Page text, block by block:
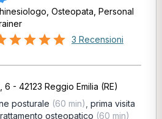
Osteopata, Personal
3 Recensioni
6 - 42123 Reggio Emilia (RE)
posturale (60 min) prima visita
osteopatico (60 min)